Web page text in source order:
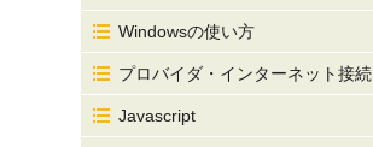
Windowsの使い方
プロバイダ・インターネット接続
Javascript